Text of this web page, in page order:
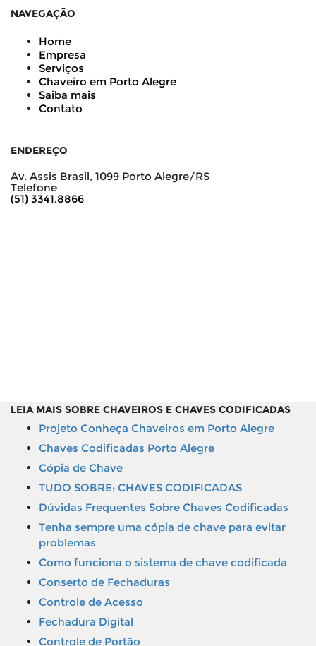
NAVEGAÇÃO
Home
Empresa
Serviços
Chaveiro em Porto Alegre
Saiba mais
Contato
ENDEREÇO
Av. Assis Brasil, 1099 Porto Alegre/RS
Telefone
(51) 3341.8866
LEIA MAIS SOBRE CHAVEIROS E CHAVES CODIFICADAS
Projeto Conheça Chaveiros em Porto Alegre
Chaves Codificadas Porto Alegre
Cópia de Chave
TUDO SOBRE: CHAVES CODIFICADAS
Dúvidas Frequentes Sobre Chaves Codificadas
Tenha sempre uma cópia de chave para evitar
problemas
Como funciona o sistema de chave codificada
Conserto de Fechaduras
Controle de Acesso
Fechadura Digital
Controle de Portão